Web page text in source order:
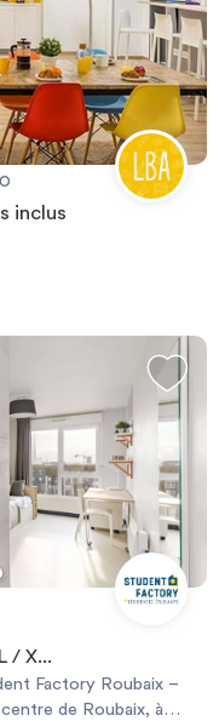
inclus
/ X...
Factory Roubaix –
de Roubaix, à